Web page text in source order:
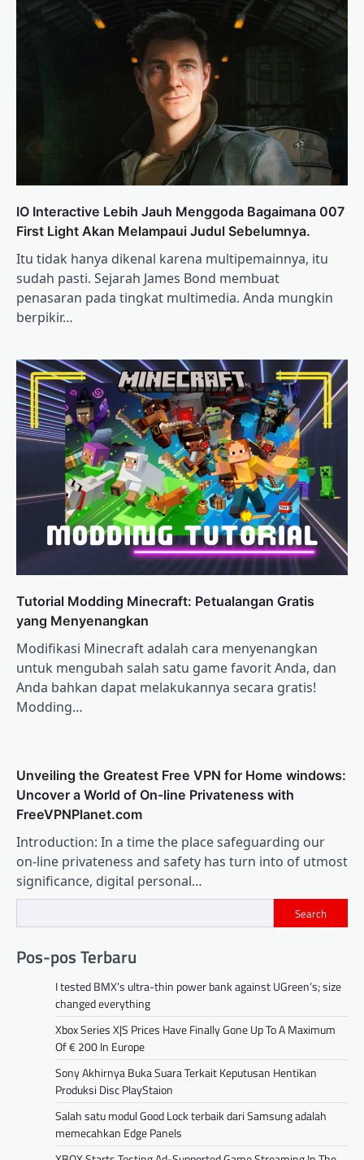
IO Interactive Lebih Jauh Menggoda Bagaimana 007
First Light Akan Melampaui Judul Sebelumnya.
Itu tidak hanya dikenal karena multipemainnya, itu
sudah pasti. Sejarah James Bond membuat
penasaran pada tingkat multimedia. Anda mungkin
berpikir…
Tutorial Modding Minecraft: Petualangan Gratis
yang Menyenangkan
Modifikasi Minecraft adalah cara menyenangkan
untuk mengubah salah satu game favorit Anda, dan
Anda bahkan dapat melakukannya secara gratis!
Modding…
Unveiling the Greatest Free VPN for Home windows:
Uncover a World of On-line Privateness with
FreeVPNPlanet.com
Introduction: In a time the place safeguarding our
on-line privateness and safety has turn into of utmost
significance, digital personal…
Search
Pos-pos Terbaru
I tested BMX’s ultra-thin power bank against UGreen’s; size
changed everything
Xbox Series X|S Prices Have Finally Gone Up To A Maximum
Of € 200 In Europe
Sony Akhirnya Buka Suara Terkait Keputusan Hentikan
Produksi Disc PlayStaion
Salah satu modul Good Lock terbaik dari Samsung adalah
memecahkan Edge Panels